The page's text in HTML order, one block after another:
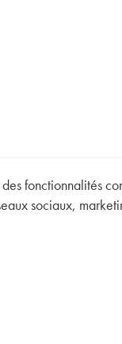
fonctionnalités
sociaux,